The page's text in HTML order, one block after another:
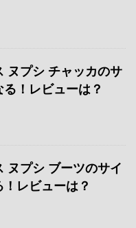
ヌプシ チャッカのサ
！レビューは？
ヌプシ ブーツのサイ
レビューは？